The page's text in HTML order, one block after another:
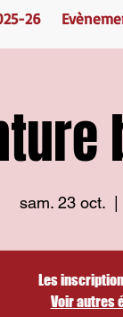
26
sam. 23 oct.
Les
Voir autres